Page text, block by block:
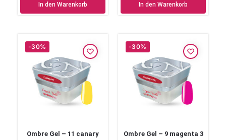
In den Warenkorb In den Warenkorb
-30%
Ombre Gel – 11 canary
-30%
Ombre Gel – 9 magenta 3